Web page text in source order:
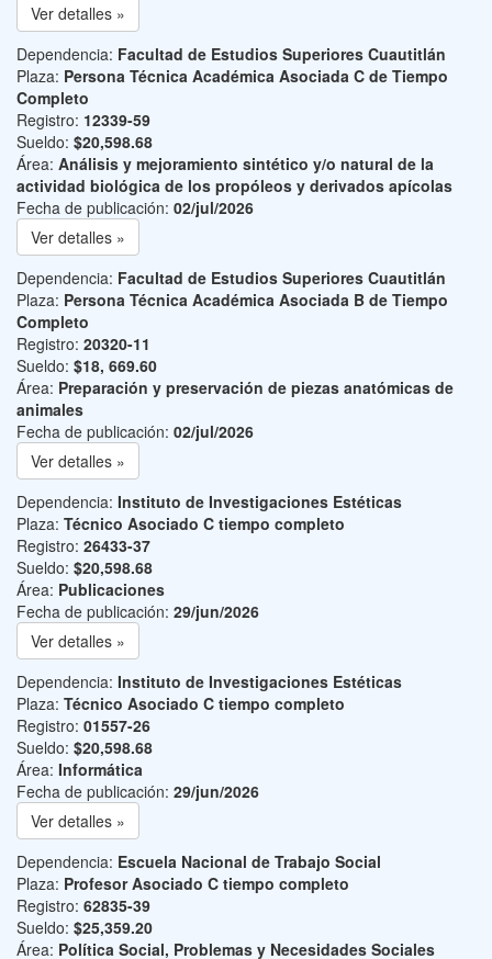
Ver detalles »
Dependencia: Facultad de Estudios Superiores Cuautitlán
Plaza: Persona Técnica Académica Asociada C de Tiempo
Completo
Registro: 12339-59
Sueldo: $20,598.68
Área: Análisis y mejoramiento sintético y/o natural de la
actividad biológica de los propóleos y derivados apícolas
Fecha de publicación: 02/jul/2026
Ver detalles »
Dependencia: Facultad de Estudios Superiores Cuautitlán
Plaza: Persona Técnica Académica Asociada B de Tiempo
Completo
Registro: 20320-11
Sueldo: $18, 669.60
Área: Preparación y preservación de piezas anatómicas de
animales
Fecha de publicación: 02/jul/2026
Ver detalles »
Dependencia: Instituto de Investigaciones Estéticas
Plaza: Técnico Asociado C tiempo completo
Registro: 26433-37
Sueldo: $20,598.68
Área: Publicaciones
Fecha de publicación: 29/jun/2026
Ver detalles »
Dependencia: Instituto de Investigaciones Estéticas
Plaza: Técnico Asociado C tiempo completo
Registro: 01557-26
Sueldo: $20,598.68
Área: Informática
Fecha de publicación: 29/jun/2026
Ver detalles »
Dependencia: Escuela Nacional de Trabajo Social
Plaza: Profesor Asociado C tiempo completo
Registro: 62835-39
Sueldo: $25,359.20
Área: Política Social, Problemas y Necesidades Sociales